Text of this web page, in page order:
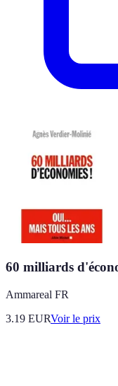
60 milliards
Ammareal FR
3.19 EURVoir le prix